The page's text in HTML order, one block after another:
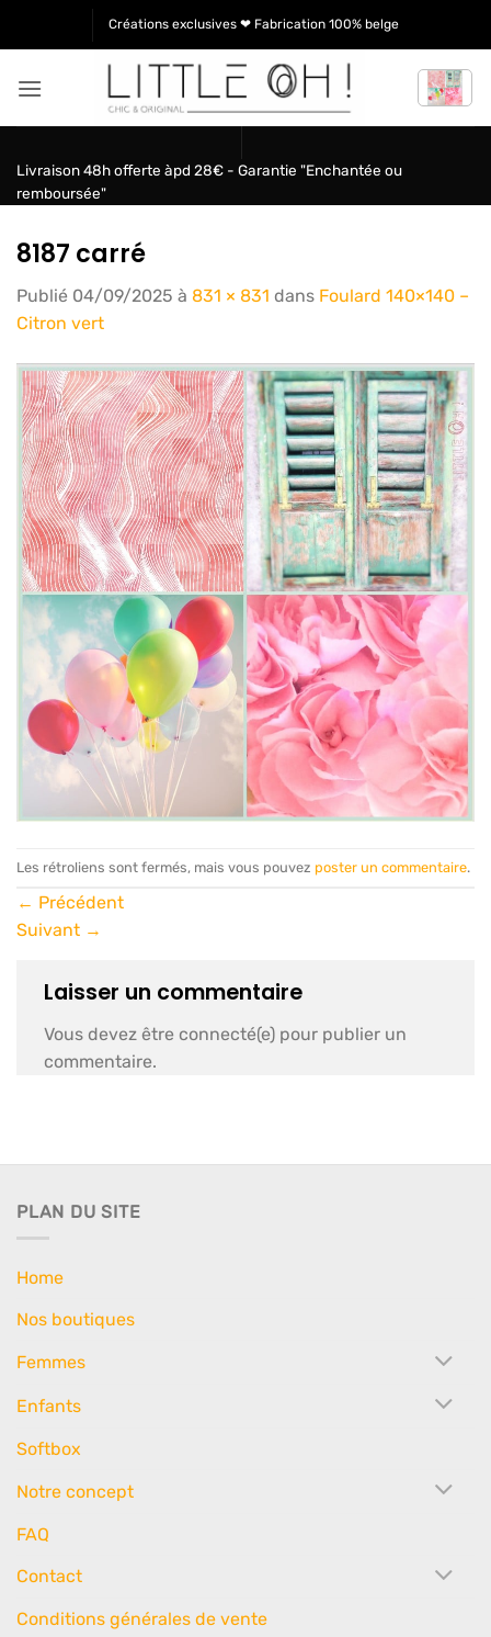
Créations exclusives ❤ Fabrication 100% belge
Livraison 48h offerte àpd 28€ - Garantie "Enchantée ou
remboursée"
8187 carré
Publié 04/09/2025 à 831 × 831 dans Foulard 140×140 –
Citron vert
Les rétroliens sont fermés, mais vous pouvez poster un commentaire.
← Précédent
Suivant →
Laisser un commentaire
Vous devez être connecté(e) pour publier un
commentaire.
PLAN DU SITE
Home
Nos boutiques
Femmes
Enfants
Softbox
Notre concept
FAQ
Contact
Conditions générales de vente